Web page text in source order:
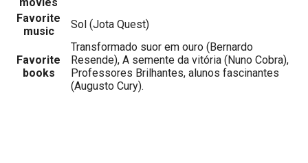
Favorite
music
Sol (Jota Quest)
Favorite
books
Transformado suor em ouro (Bernardo
Resende), A semente da vitória (Nuno Cobra),
Professores Brilhantes, alunos fascinantes
(Augusto Cury).